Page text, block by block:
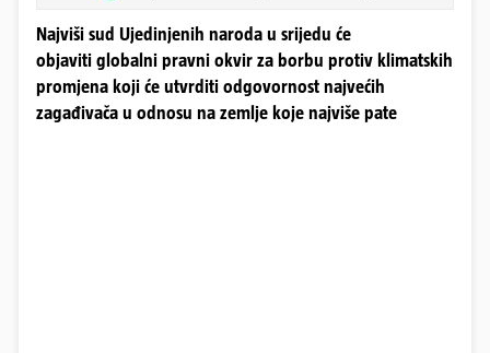
Najviši sud Ujedinjenih naroda u srijedu će
objaviti globalni pravni okvir za borbu protiv klimatskih
promjena koji će utvrditi odgovornost najvećih
zagađivača u odnosu na zemlje koje najviše pate